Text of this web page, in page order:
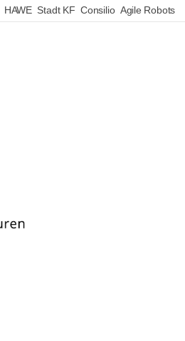
HAWE Stadt KF Consilio Agile Robots